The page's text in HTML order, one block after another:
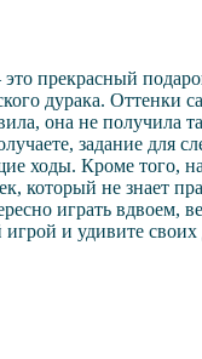
прекрасный
дурака.
она не
задание для
Кроме того, на
который не знает
играть
и удивите своих